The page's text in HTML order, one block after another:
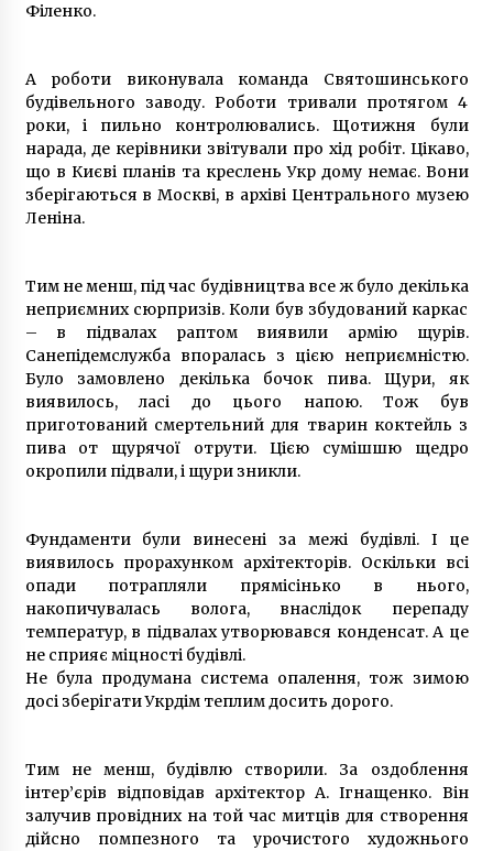
Філенко.
А роботи виконувала команда Святошинського
будівельного заводу. Роботи тривали протягом 4
роки, і пильно контролювались. Щотижня були
нарада, де керівники звітували про хід робіт. Цікаво,
що в Києві планів та креслень Укр дому немає. Вони
зберігаються в Москві, в архіві Центрального музею
Леніна.
Тим не менш, під час будівництва все ж було декілька
неприємних сюрпризів. Коли був збудований каркас
– в підвалах раптом виявили армію щурів.
Санепідемслужба впоралась з цією неприємністю.
Було замовлено декілька бочок пива. Щури, як
виявилось, ласі до цього напою. Тож був
приготований смертельний для тварин коктейль з
пива от щурячої отрути. Цією сумішшю щедро
окропили підвали, і щури зникли.
Фундаменти були винесені за межі будівлі. І це
виявилось прорахунком архітекторів. Оскільки всі
опади потрапляли прямісінько в нього,
накопичувалась волога, внаслідок перепаду
температур, в підвалах утворювався конденсат. А це
не сприяє міцності будівлі.
Не була продумана система опалення, тож зимою
досі зберігати Укрдім теплим досить дорого.
Тим не менш, будівлю створили. За оздоблення
інтер’єрів відповідав архітектор А. Ігнащенко. Він
залучив провідних на той час митців для створення
дійсно помпезного та урочистого художнього